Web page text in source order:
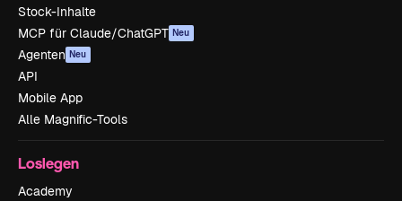
Stock-Inhalte
MCP für Claude/ChatGPT Neu
Agenten Neu
API
Mobile App
Alle Magnific-Tools
Loslegen
Academy